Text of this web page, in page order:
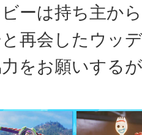
ーは持ち主か
再会したウッ
をお願いする